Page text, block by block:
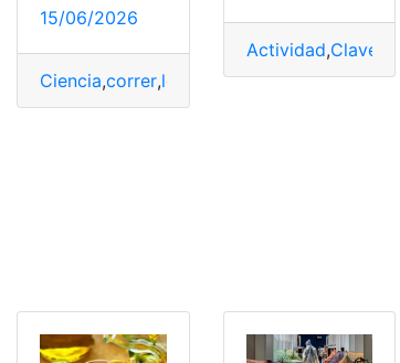
15/06/2026
Ciencia,correr,longevidad,Mortalidad,pesas
Actividad,Claves